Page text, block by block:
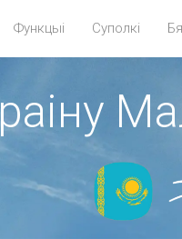
Функцыі Суполкі